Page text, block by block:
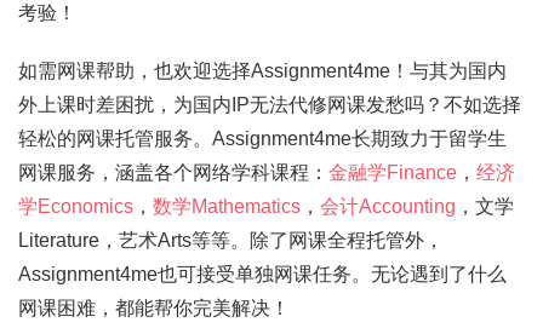
考验！
如需网课帮助，也欢迎选择Assignment4me！与其为国内
外上课时差困扰，为国内IP无法代修网课发愁吗？不如选择
轻松的网课托管服务。Assignment4me长期致力于留学生
网课服务，涵盖各个网络学科课程： 金融学Finance ， 经济
学Economics ， 数学Mathematics ， 会计Accounting ，文学
Literature，艺术Arts等等。除了网课全程托管外，
Assignment4me也可接受单独网课任务。无论遇到了什么
网课困难，都能帮你完美解决！